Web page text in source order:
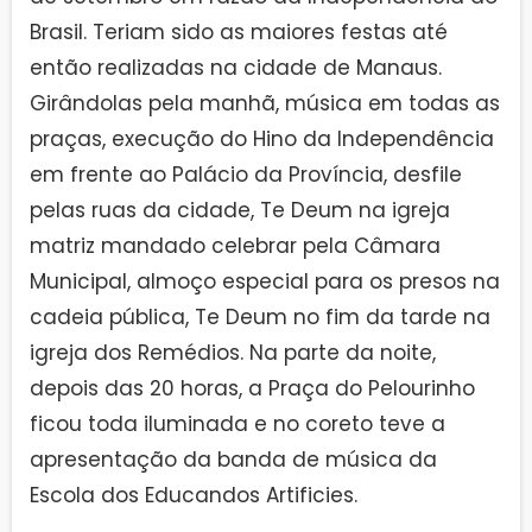
Brasil. Teriam sido as maiores festas até
então realizadas na cidade de Manaus.
Girândolas pela manhã, música em todas as
praças, execução do Hino da Independência
em frente ao Palácio da Província, desfile
pelas ruas da cidade, Te Deum na igreja
matriz mandado celebrar pela Câmara
Municipal, almoço especial para os presos na
cadeia pública, Te Deum no fim da tarde na
igreja dos Remédios. Na parte da noite,
depois das 20 horas, a Praça do Pelourinho
ficou toda iluminada e no coreto teve a
apresentação da banda de música da
Escola dos Educandos Artificies.